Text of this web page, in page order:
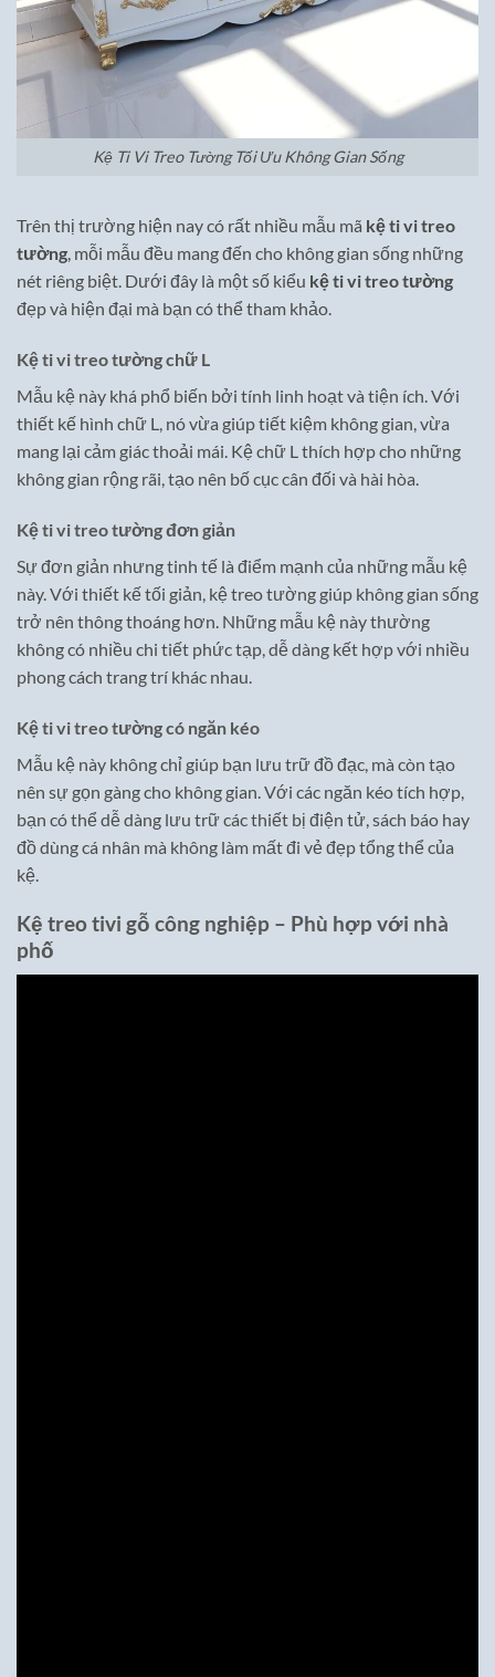
Kệ Ti Vi Treo Tường Tối Ưu Không Gian Sống
Trên thị trường hiện nay có rất nhiều mẫu mã kệ ti vi treo
tường, mỗi mẫu đều mang đến cho không gian sống những
nét riêng biệt. Dưới đây là một số kiểu kệ ti vi treo tường
đẹp và hiện đại mà bạn có thể tham khảo.
Kệ ti vi treo tường chữ L
Mẫu kệ này khá phổ biến bởi tính linh hoạt và tiện ích. Với
thiết kế hình chữ L, nó vừa giúp tiết kiệm không gian, vừa
mang lại cảm giác thoải mái. Kệ chữ L thích hợp cho những
không gian rộng rãi, tạo nên bố cục cân đối và hài hòa.
Kệ ti vi treo tường đơn giản
Sự đơn giản nhưng tinh tế là điểm mạnh của những mẫu kệ
này. Với thiết kế tối giản, kệ treo tường giúp không gian sống
trở nên thông thoáng hơn. Những mẫu kệ này thường
không có nhiều chi tiết phức tạp, dễ dàng kết hợp với nhiều
phong cách trang trí khác nhau.
Kệ ti vi treo tường có ngăn kéo
Mẫu kệ này không chỉ giúp bạn lưu trữ đồ đạc, mà còn tạo
nên sự gọn gàng cho không gian. Với các ngăn kéo tích hợp,
bạn có thể dễ dàng lưu trữ các thiết bị điện tử, sách báo hay
đồ dùng cá nhân mà không làm mất đi vẻ đẹp tổng thể của
kệ.
Kệ treo tivi gỗ công nghiệp – Phù hợp với nhà
phố